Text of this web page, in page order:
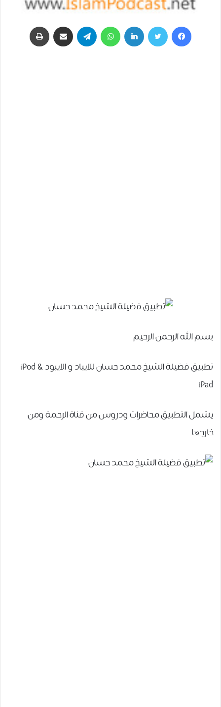
فيسبوك تويتر لينكدإن واتساب تيلقرام مشاركة عبر البريد
بسم الله الرحمن الرحيم
تطبيق فضيلة الشيخ محمد حسان للايباد و الايبود iPod &
iPad
يشمل التطبيق محاضرات ودروس من قناة الرحمة ومن
خارجها